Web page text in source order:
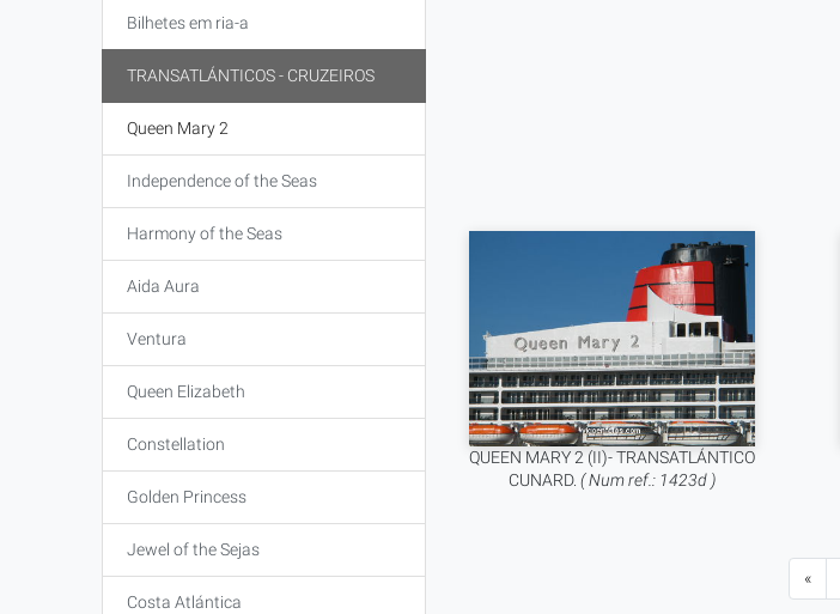
QUEEN MARY 2 (II)- TRANSATLÁNTICO
CUNARD. ( Num ref.: 1423d )
«
Bilhetes em ria-a
TRANSATLÁNTICOS - CRUZEIROS
Queen Mary 2
Independence of the Seas
Harmony of the Seas
Aida Aura
Ventura
Queen Elizabeth
Constellation
Golden Princess
Jewel of the Sejas
Costa Atlántica